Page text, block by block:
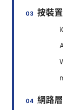
按裝
網路